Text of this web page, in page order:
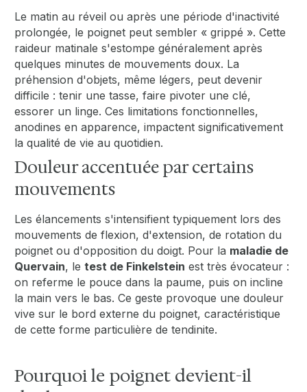
Le matin au réveil ou après une période d'inactivité
prolongée, le poignet peut sembler « grippé ». Cette
raideur matinale s'estompe généralement après
quelques minutes de mouvements doux. La
préhension d'objets, même légers, peut devenir
difficile : tenir une tasse, faire pivoter une clé,
essorer un linge. Ces limitations fonctionnelles,
anodines en apparence, impactent significativement
la qualité de vie au quotidien.
Douleur accentuée par certains
mouvements
Les élancements s'intensifient typiquement lors des
mouvements de flexion, d'extension, de rotation du
poignet ou d'opposition du doigt. Pour la maladie de
Quervain, letest de Finkelstein est très évocateur :
on referme le pouce dans la paume, puis on incline
la main vers le bas. Ce geste provoque une douleur
vive sur le bord externe du poignet, caractéristique
de cette forme particulière de tendinite.
Pourquoi le poignet devient-il